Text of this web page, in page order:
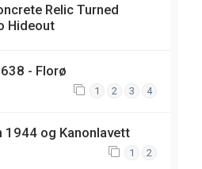
Relic Turned
Hideout
- Florø
1 2 3 4
1944 og Kanonlavett
1 2